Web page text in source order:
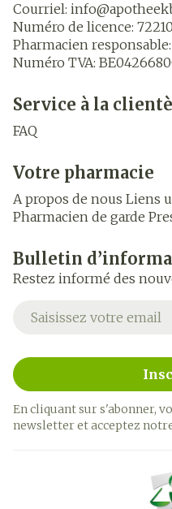
Courriel: info@
Numéro de licence:
Pharmacien responsable:
Numéro TVA:
Service à la
FAQ
Votre pharmacie
A propos de nous Liens
Pharmacien de garde
Bulletin
Restez informé des
Adresse mail
En cliquant sur s'abonner,
newsletter et acceptez